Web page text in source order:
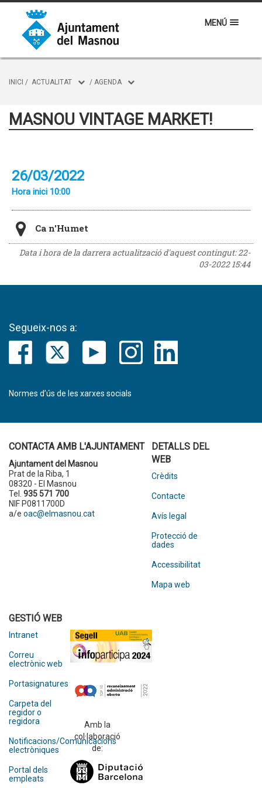
MENÚ
INICI / ACTUALITAT / AGENDA
MASNOU VINTAGE MARKET!
26/03/2022
Hora inici 10:00
Ca n'Humet
Data i hora de la darrera actualització d'aquest contingut:22-
03-2022 15:44
Segueix-nos a:
Normes d’ús de les xarxes socials
CONTACTA AMB L'AJUNTAMENT
Ajuntament del Masnou
Prat de la Riba, 1
08320 - El Masnou
Tel. 935 571 700
NIF P0811700D
a/e oac@elmasnou.cat
DETALLS DEL
WEB
Crèdits
Contacte
Avís legal
Protecció de
dades
Accessibilitat
Mapa web
GESTIÓ WEB
Intranet
Correu
electrònic web
Portasignatures
Carpeta del
regidor o
regidora
Notificacions/Comunicacions
electròniques
Portal dels
empleats
Amb la
col·laboració
de: